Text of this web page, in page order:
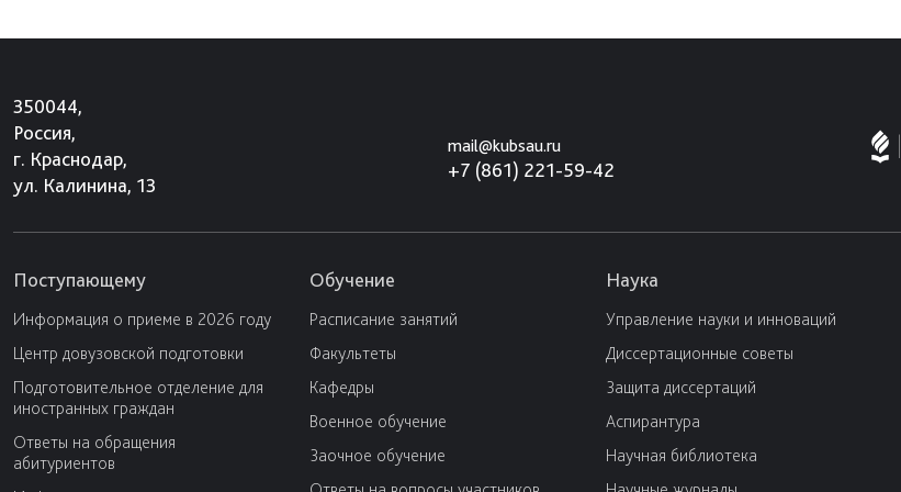
350044,
Россия,
г. Краснодар,
ул. Калинина, 13
mail@kubsau.ru
+7 (861) 221-59-42
Поступающему
Информация о приеме в 2026 году
Центр довузовской подготовки
Подготовительное отделение для
иностранных граждан
Ответы на обращения
абитуриентов
Обучение
Расписание занятий
Факультеты
Кафедры
Военное обучение
Заочное обучение
Наука
Управление науки и инноваций
Диссертационные советы
Защита диссертаций
Аспирантура
Научная библиотека